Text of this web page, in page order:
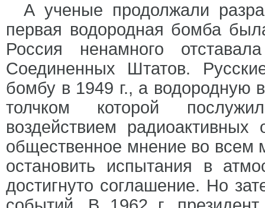
А ученые продолжали
первая водородная бомба
Россия ненамного
Соединенных Штатов.
бомбу в 1949 г., а водородную
толчком которой
воздействием
общественное мнение во всем
остановить испытания в
достигнуто соглашение. Но